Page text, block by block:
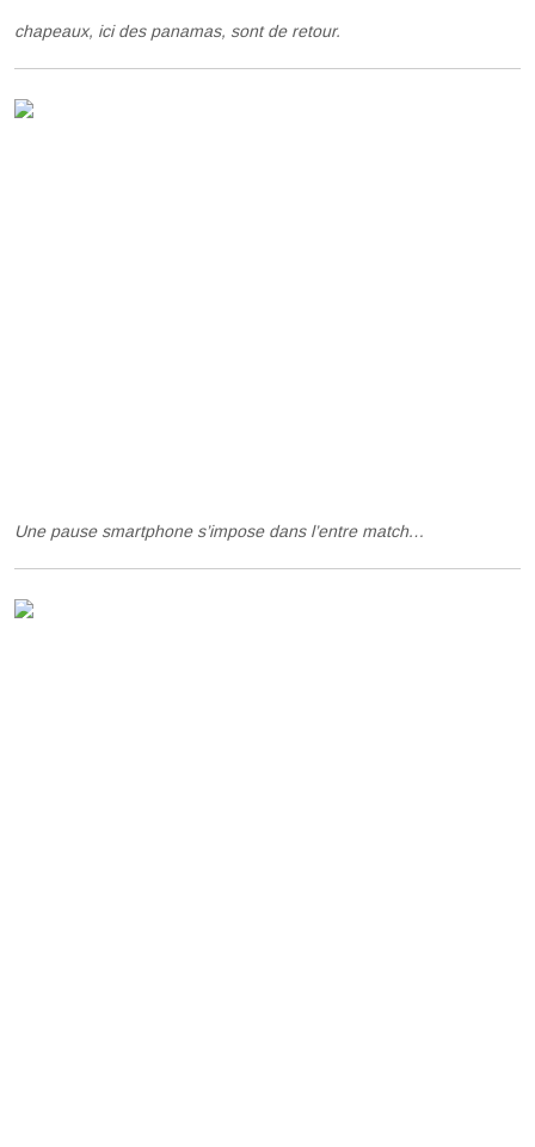
chapeaux, ici des panamas, sont de retour.
Une pause smartphone s’impose dans l’entre match…